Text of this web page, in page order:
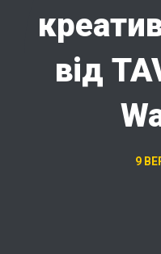
від
9